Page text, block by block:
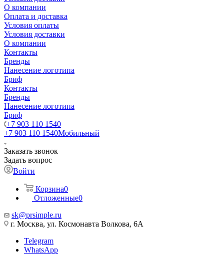
О компании
Оплата и доставка
Условия оплаты
Условия доставки
О компании
Контакты
Бренды
Нанесение логотипа
Бриф
Контакты
Бренды
Нанесение логотипа
Бриф
+7 903 110 1540
+7 903 110 1540Мобильный
Заказать звонок
Задать вопрос
Войти
Корзина0
Отложенные0
sk@prsimple.ru
г. Москва, ул. Космонавта Волкова, 6А
Telegram
WhatsApp